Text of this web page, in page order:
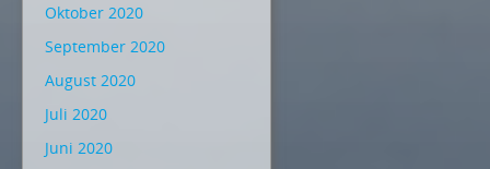
Oktober 2020
September 2020
August 2020
Juli 2020
Juni 2020